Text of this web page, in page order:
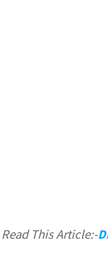
This Article:-